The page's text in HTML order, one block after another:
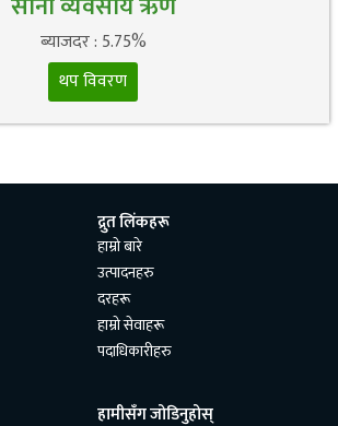
ब्याजदर : 5.75%
थप विवरण
द्रुत लिंकहरू
हाम्रो बारे
उत्पादनहरु
दरहरू
हाम्रो सेवाहरू
पदाधिकारीहरु
हामीसँग जोडिनुहोस्